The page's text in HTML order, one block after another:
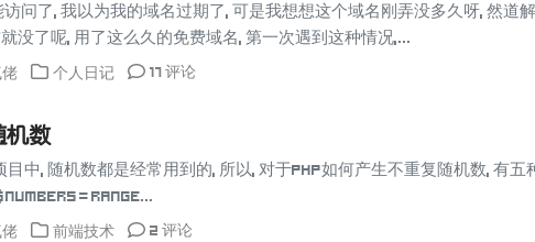
问了, 我以为我的域名过期了, 可是我想想这个域名刚弄没多久呀, 然道
没了呢, 用了这么久的免费域名, 第一次遇到这种情况,...
个人日记 17 评论
机数
目中, 随机数都是经常用到的, 所以, 对于PHP如何产生不重复随机数, 有
= range...
前端技术 2 评论